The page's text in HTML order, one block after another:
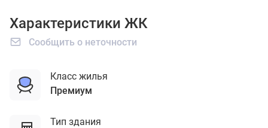
Характеристики ЖК
Сообщить о неточности
Класс жилья
премиум
Тип здания